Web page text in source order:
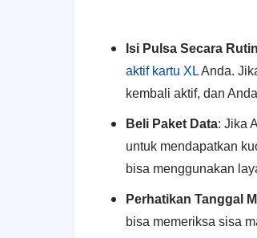
Isi Pulsa Secara Rutin
aktif kartu XLAnda.
kembali aktif, dan
Beli Paket Data: Jika
untuk mendapatkan
bisa menggunakan
Perhatikan Tanggal
bisa memeriksa sisa